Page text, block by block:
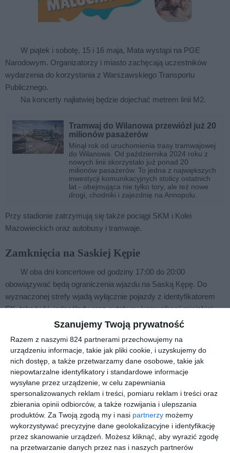
Szanujemy Twoją prywatność
Razem z naszymi 824 partnerami przechowujemy na
urządzeniu informacje, takie jak pliki cookie, i uzyskujemy do
nich dostęp, a także przetwarzamy dane osobowe, takie jak
niepowtarzalne identyfikatory i standardowe informacje
wysyłane przez urządzenie, w celu zapewniania
spersonalizowanych reklam i treści, pomiaru reklam i treści oraz
zbierania opinii odbiorców, a także rozwijania i ulepszania
produktów. Za Twoją zgodą my i nasi partnerzy możemy
wykorzystywać precyzyjne dane geolokalizacyjne i identyfikację
przez skanowanie urządzeń. Możesz kliknąć, aby wyrazić zgodę
na przetwarzanie danych przez nas i naszych partnerów
W piątek i sobotę, 15 i 16 maja, Mata wystąpi na PGE
Narodowym. Organizatorzy i miasto zachęcają uczestników
wydarzenia do korzystania z Warszawskiego Transportu
Publicznego.
Na koncerty najłatwiej będzie dojechać metrem linii M2.
Tramwaj do Wilanowa przewiózł już 20
milionów pasażerów
Minął rok od uruchomienia trasy tramwajowej
do Wilanowa. Od października 2024 roku z
nowych linii skorzystało już ponad 20
milionów pasażerów. To jedna z największych
inwestycji komunikacyjnych stolicy ostatnich
lat - obejmująca nie tylko tory, ale też nowe
drogi, chodniki i zajezdnię na Annopolu.
Przy stadionie zatrzymują się także pociągi SKM i Kolei
Mazowieckich oraz autobusy i tramwaje.
Zamknięcia na Saskiej Kępie
W oba dni koncertowe od godziny 17:00 do 20:00
obowiązywać będą ograniczenia wjazdu na Saską Kępę. Do
wyznaczonej strefy wjadą wyłącznie pojazdy z identyfikatorem
SK, taksówki, jednoślady oraz autobusy komunikacji miejskiej.
Ograniczenia obejmą obszar wyznaczony ulicami: Aleją
Stanów Zjednoczonych i Wałem Miedzeszyńskim oraz rejon
Aleją Stanów Zjednoczonych, Afrykańską i Bora-Komorowskiego.
Znajdź swoje wakacje
Last
Minute
Minute
First
Minute
First
Minute